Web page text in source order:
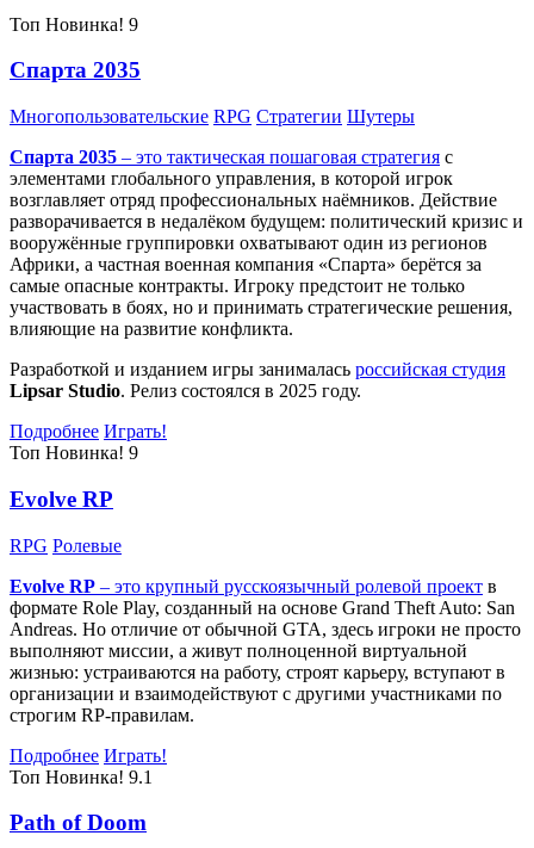
Топ Новинка! 9
Спарта 2035
Многопользовательские RPG Стратегии Шутеры
Спарта 2035 – это тактическая пошаговая стратегия с
элементами глобального управления, в которой игрок
возглавляет отряд профессиональных наёмников. Действие
разворачивается в недалёком будущем: политический кризис и
вооружённые группировки охватывают один из регионов
Африки, а частная военная компания «Спарта» берётся за
самые опасные контракты. Игроку предстоит не только
участвовать в боях, но и принимать стратегические решения,
влияющие на развитие конфликта.
Разработкой и изданием игры занималась российская студия
Lipsar Studio. Релиз состоялся в 2025 году.
Подробнее Играть!
Топ Новинка! 9
Evolve RP
RPG Ролевые
Evolve RP – это крупный русскоязычный ролевой проект в
формате Role Play, созданный на основе Grand Theft Auto: San
Andreas. Но отличие от обычной GTA, здесь игроки не просто
выполняют миссии, а живут полноценной виртуальной
жизнью: устраиваются на работу, строят карьеру, вступают в
организации и взаимодействуют с другими участниками по
строгим RP-правилам.
Подробнее Играть!
Топ Новинка! 9.1
Path of Doom